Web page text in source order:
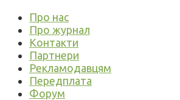
Про нас
Про журнал
Контакти
Партнери
Рекламодавцям
Передплата
Форум